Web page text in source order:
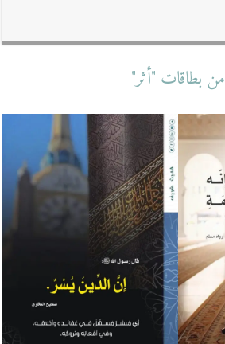
من بطاقات "أثر"